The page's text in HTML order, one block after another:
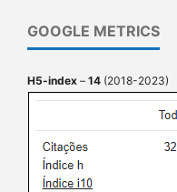
GOOGLE METRICS
H5-index – 14 (2018-2023)